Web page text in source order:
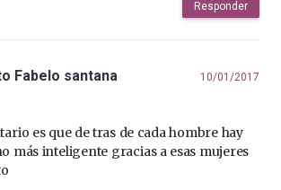
Responder
Fabelo santana 10/01/2017
es que de tras de cada hombre hay
más inteligente gracias a esas mujeres